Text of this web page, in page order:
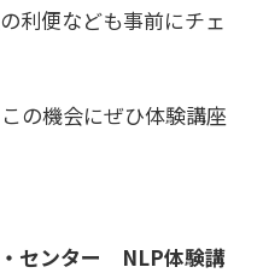
利便なども事前にチェ
の機会にぜひ体験講座
センター NLP体験講